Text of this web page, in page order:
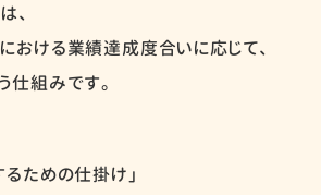
、
おける業績達成度合いに応じて、
仕組みです。
ための仕掛け」